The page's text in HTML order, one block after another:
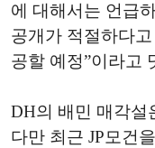
에 대해서는 언급
공개가 적절하다
공할 예정”이라고
DH의 배민 매각설
다만 최근 JP모건